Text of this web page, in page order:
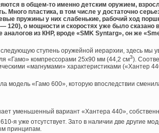
в общем-то именно детским оружием,
Много пластика, в том числе у достаточно
пружины у них слабенькие, рабочий ход
120), о мощности и скоростях уже было
аналогов из КНР, вроде «SMK Syntarg», он же «
ступень оружейной иерархии, здесь мы
«Гамо» компрессорами 25х90 мм (44,2 см3).
«магнумами» характеристиками («Хантер
модель «Гамо 600», которую впоследствии
уменьшенный вариант «Хантера 440»,
я уже отсутствует. Зато в наличии две другие
принципам.